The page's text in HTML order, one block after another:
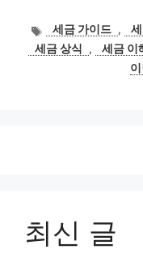
태
그
세금 가이드 ,
세금 상식
, 세금 이
최신 글